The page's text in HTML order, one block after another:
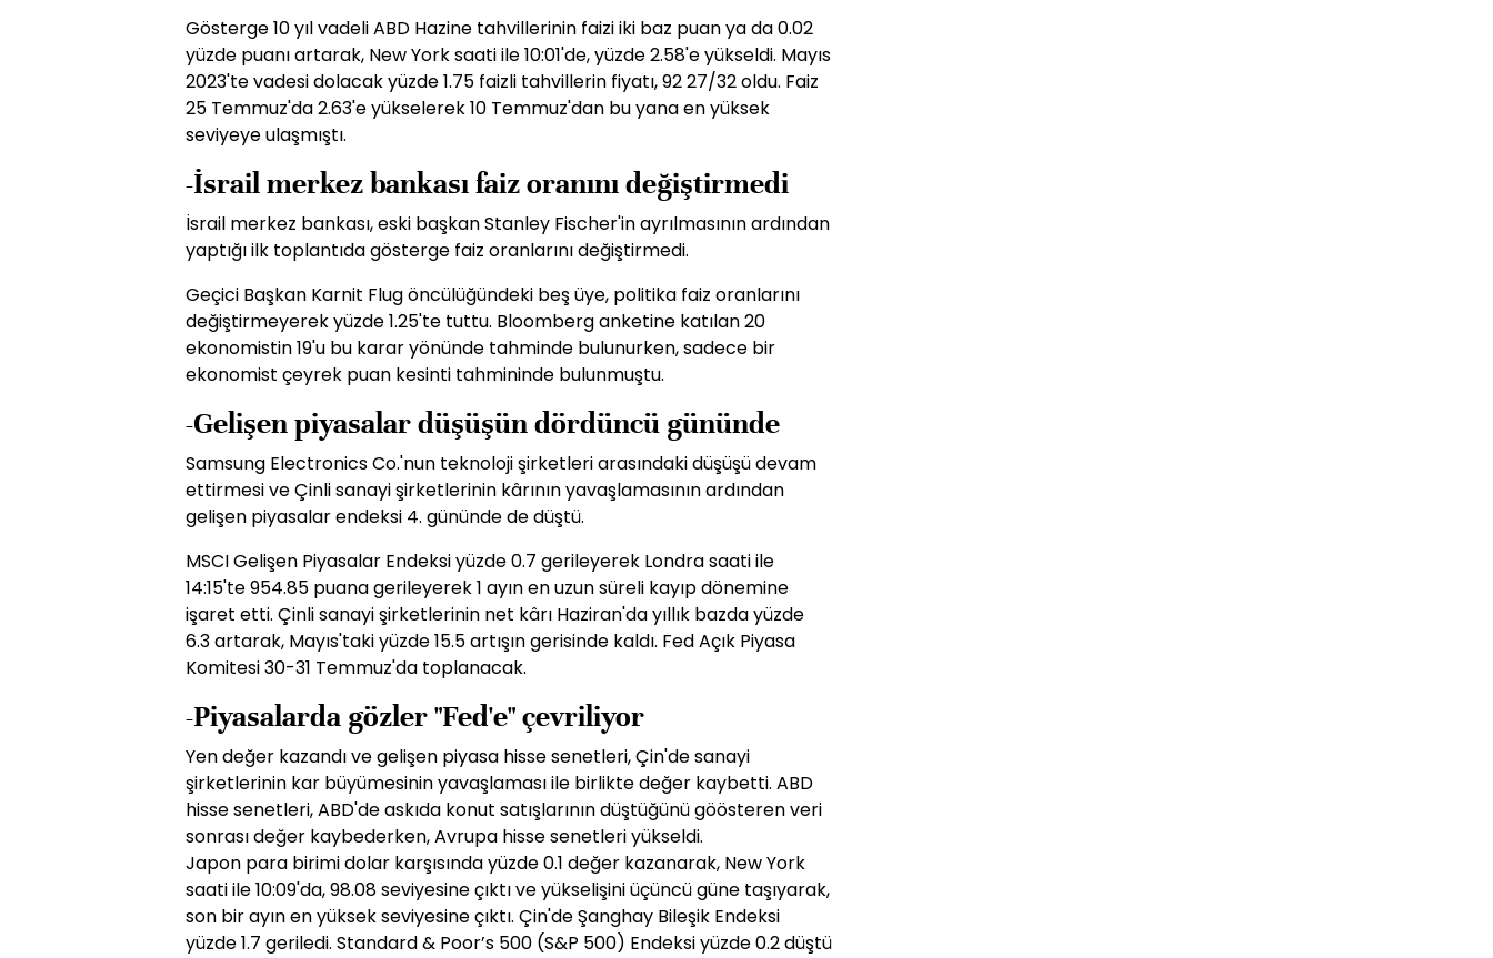
Gösterge 10 yıl vadeli ABD Hazine tahvillerinin faizi iki baz puan ya da 0.02
yüzde puanı artarak, New York saati ile 10:01'de, yüzde 2.58'e yükseldi. Mayıs
2023'te vadesi dolacak yüzde 1.75 faizli tahvillerin fiyatı, 92 27/32 oldu. Faiz
25 Temmuz'da 2.63'e yükselerek 10 Temmuz'dan bu yana en yüksek
seviyeye ulaşmıştı.
-İsrail merkez bankası faiz oranını değiştirmedi
İsrail merkez bankası, eski başkan Stanley Fischer'in ayrılmasının ardından
yaptığı ilk toplantıda gösterge faiz oranlarını değiştirmedi.
Geçici Başkan Karnit Flug öncülüğündeki beş üye, politika faiz oranlarını
değiştirmeyerek yüzde 1.25'te tuttu. Bloomberg anketine katılan 20
ekonomistin 19'u bu karar yönünde tahminde bulunurken, sadece bir
ekonomist çeyrek puan kesinti tahmininde bulunmuştu.
-Gelişen piyasalar düşüşün dördüncü gününde
Samsung Electronics Co.'nun teknoloji şirketleri arasındaki düşüşü devam
ettirmesi ve Çinli sanayi şirketlerinin kârının yavaşlamasının ardından
gelişen piyasalar endeksi 4. gününde de düştü.
MSCI Gelişen Piyasalar Endeksi yüzde 0.7 gerileyerek Londra saati ile
14:15'te 954.85 puana gerileyerek 1 ayın en uzun süreli kayıp dönemine
işaret etti. Çinli sanayi şirketlerinin net kârı Haziran'da yıllık bazda yüzde
6.3 artarak, Mayıs'taki yüzde 15.5 artışın gerisinde kaldı. Fed Açık Piyasa
Komitesi 30-31 Temmuz'da toplanacak.
-Piyasalarda gözler "Fed'e" çevriliyor
Yen değer kazandı ve gelişen piyasa hisse senetleri, Çin'de sanayi
şirketlerinin kar büyümesinin yavaşlaması ile birlikte değer kaybetti. ABD
hisse senetleri, ABD'de askıda konut satışlarının düştüğünü göösteren veri
sonrası değer kaybederken, Avrupa hisse senetleri yükseldi.
Japon para birimi dolar karşısında yüzde 0.1 değer kazanarak, New York
saati ile 10:09'da, 98.08 seviyesine çıktı ve yükselişini üçüncü güne taşıyarak,
son bir ayın en yüksek seviyesine çıktı. Çin'de Şanghay Bileşik Endeksi
yüzde 1.7 geriledi. Standard & Poor’s 500 (S&P 500) Endeksi yüzde 0.2 düştü